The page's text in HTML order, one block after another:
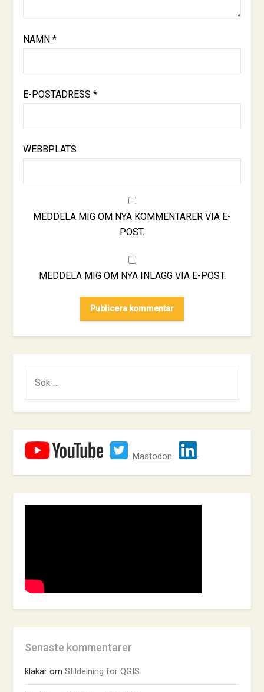
NAMN *
E-POSTADRESS *
WEBBPLATS
MEDDELA MIG OM NYA KOMMENTARER VIA E-
POST.
MEDDELA MIG OM NYA INLÄGG VIA E-POST.
EFTER:
Mastodon
Senaste kommentarer
klakar omStildelning för QGIS